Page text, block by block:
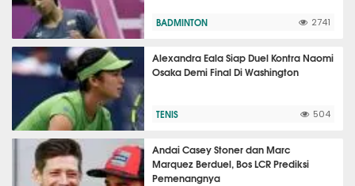
BADMINTON 2741
Alexandra Eala Siap Duel Kontra Naomi
Osaka Demi Final Di Washington
TENIS 504
Andai Casey Stoner dan Marc
Marquez Berduel, Bos LCR Prediksi
Pemenangnya